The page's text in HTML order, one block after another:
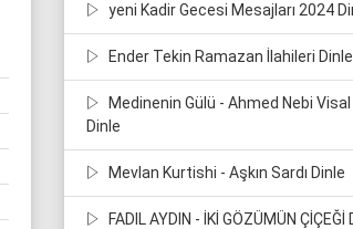
yeni Kadir Gecesi Mesajları 2024
Ender Tekin Ramazan İlahileri Dinle
Medinenin Gülü - Ahmed Nebi Visal
Dinle
Mevlan Kurtishi - Aşkın Sardı Dinle
FADIL AYDIN - İKİ GÖZÜMÜN ÇİÇEĞİ